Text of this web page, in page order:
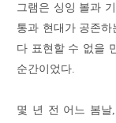
그램은 싱잉 볼과
통과 현대가 공존
다 표현할 수 없을
순간이었다.
몇 년 전 어느 봄날